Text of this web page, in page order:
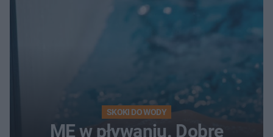
SKOKI DO WODY
ME w pływaniu. Dobre